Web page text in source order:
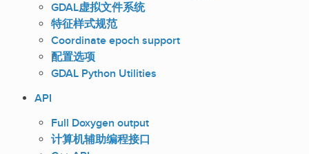
GDAL虚拟文件系统
特征样式规范
Coordinate epoch support
配置选项
GDAL Python Utilities
API
Full Doxygen output
计算机辅助编程接口